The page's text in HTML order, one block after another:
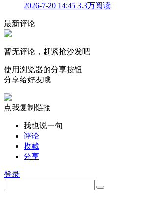
2026-7-20 14:45 3.3万阅读
最新评论
暂无评论，赶紧抢沙发吧
使用浏览器的分享按钮
分享给好友哦
点我复制链接
我也说一句
评论
收藏
分享
登录